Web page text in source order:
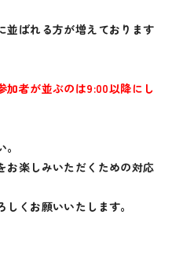
並ばれる方が増えております
加者が並ぶのは9:00以降にし
お楽しみいただくための対応
くお願いいたします。